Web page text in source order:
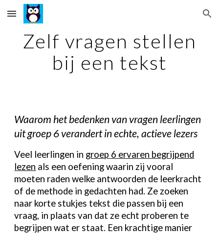
Skip to main content Skip to navigation
Zelf vragen stellen
bij een tekst
Waarom het bedenken van vragen leerlingen
uit groep 6 verandert in echte, actieve lezers
Veel leerlingen in groep 6 ervaren begrijpend
lezen als een oefening waarin zij vooral
moeten raden welke antwoorden de leerkracht
of de methode in gedachten had. Ze zoeken
naar korte stukjes tekst die passen bij een
vraag, in plaats van dat ze echt proberen te
begrijpen wat er staat. Een krachtige manier